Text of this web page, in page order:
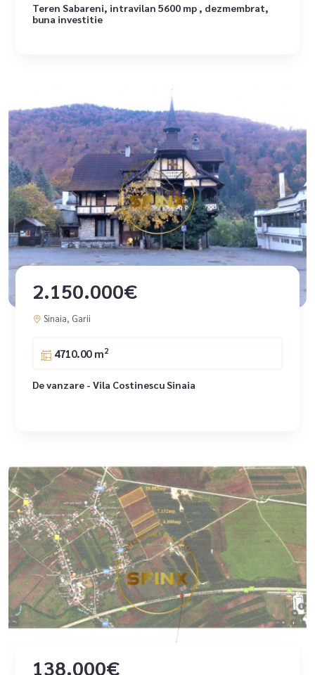
Teren Sabareni, intravilan 5600 mp , dezmembrat,
buna investitie
2.150.000€
Sinaia, Garii
4710.00 m2
De vanzare - Vila Costinescu Sinaia
138.000€